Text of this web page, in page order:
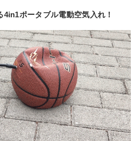
ポータブル電動空気入れ！